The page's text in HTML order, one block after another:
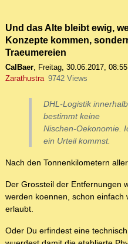
Und das Alte bleibt ewig,
Konzepte kommen,
Traeumereien
CalBaer, Freitag, 30.06.2017, 08:55
Zarathustra 9742 Views
DHL-Logistik
bestimmt keine
Nischen-Oekonomie.
ein Urteil kommst.
Nach den Tonnenkilometern
Der Grossteil der Entfernungen
werden koennen, schon einfach
erlaubt.
Oder Du erfindest eine